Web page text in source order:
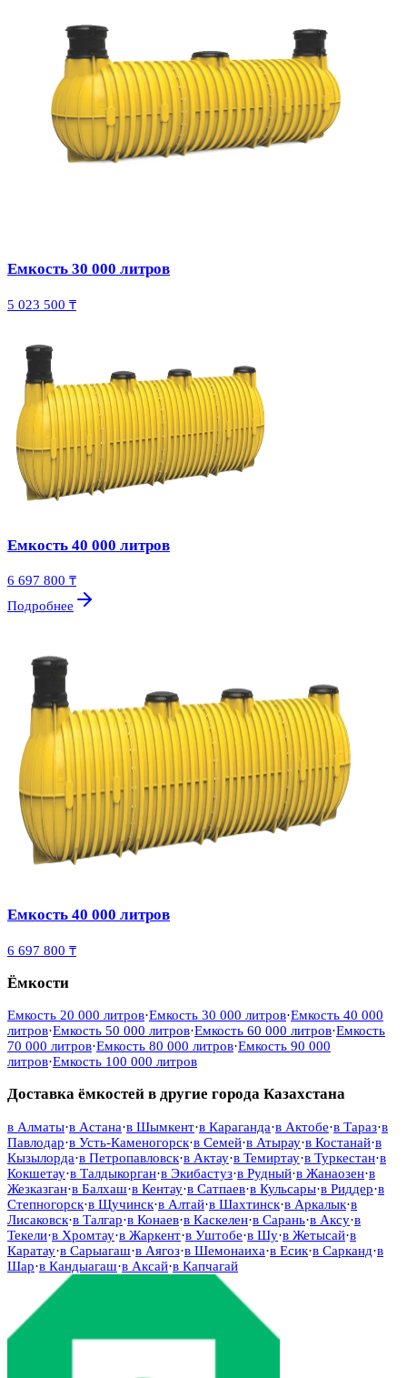
Емкость 30 000 литров
5 023 500 ₸
Емкость 40 000 литров
6 697 800 ₸
Подробнее
Емкость 40 000 литров
6 697 800 ₸
Ёмкости
Емкость 20 000 литров·Емкость 30 000 литров·Емкость 40 000
литров·Емкость 50 000 литров·Емкость 60 000 литров·Емкость
70 000 литров·Емкость 80 000 литров·Емкость 90 000
литров·Емкость 100 000 литров
Доставка ёмкостей в другие города Казахстана
в Алматы·в Астана·в Шымкент·в Караганда·в Актобе·в Тараз·в
Павлодар·в Усть-Каменогорск·в Семей·в Атырау·в Костанай·в
Кызылорда·в Петропавловск·в Актау·в Темиртау·в Туркестан·в
Кокшетау·в Талдыкорган·в Экибастуз·в Рудный·в Жанаозен·в
Жезказган·в Балхаш·в Кентау·в Сатпаев·в Кульсары·в Риддер·в
Степногорск·в Щучинск·в Алтай·в Шахтинск·в Аркалык·в
Лисаковск·в Талгар·в Конаев·в Каскелен·в Сарань·в Аксу·в
Текели·в Хромтау·в Жаркент·в Уштобе·в Шу·в Жетысай·в
Каратау·в Сарыагаш·в Аягоз·в Шемонаиха·в Есик·в Сарканд·в
Шар·в Кандыагаш·в Аксай·в Капчагай